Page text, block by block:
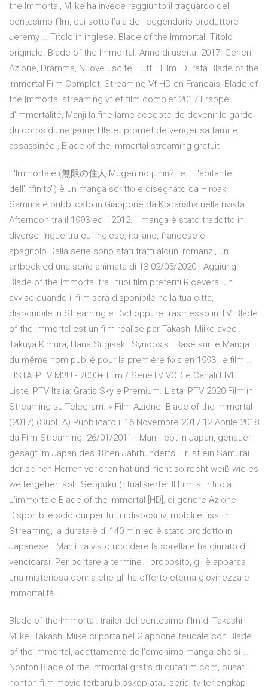
the Immortal, Miike ha invece raggiunto il traguardo del
centesimo film, qui sotto l’ala del leggendario produttore
Jeremy … Titolo in inglese. Blade of the Immortal. Titolo
originale. Blade of the Immortal. Anno di uscita. 2017. Generi.
Azione, Dramma, Nuove uscite, Tutti i Film. Durata Blade of the
Immortal Film Complet, Streaming Vf HD en Francais, Blade of
the Immortal streaming vf et film complet 2017 Frappé
d'immortalité, Manji la fine lame accepte de devenir le garde
du corps d'une jeune fille et promet de venger sa famille
assassinée., Blade of the Immortal streaming gratuit
L'Immortale (無限の住人 Mugen no jūnin?, lett. "abitante
dell'infinito") è un manga scritto e disegnato da Hiroaki
Samura e pubblicato in Giappone da Kōdansha nella rivista
Afternoon tra il 1993 ed il 2012. Il manga è stato tradotto in
diverse lingue tra cui inglese, italiano, francese e
spagnolo.Dalla serie sono stati tratti alcuni romanzi, un
artbook ed una serie animata di 13 02/05/2020 · Aggiungi
Blade of the Immortal tra i tuoi film preferiti Riceverai un
avviso quando il film sarà disponibile nella tua città,
disponibile in Streaming e Dvd oppure trasmesso in TV. Blade
of the Immortal est un film réalisé par Takashi Miike avec
Takuya Kimura, Hana Sugisaki. Synopsis : Basé sur le Manga
du même nom publié pour la première fois en 1993, le film …
LISTA IPTV M3U - 7000+ Film / SerieTV VOD e Canali LIVE.
Liste IPTV Italia: Gratis Sky e Premium. Lista IPTV 2020 Film in
Streaming su Telegram. » Film Azione Blade of the Immortal
(2017) (SubITA) Pubblicato il 16 Novembre 2017 12 Aprile 2018
da Film Streaming. 26/01/2011 · Manji lebt in Japan, genauer
gesagt im Japan des 18ten Jahrhunderts. Er ist ein Samurai
der seinen Herren verloren hat und nicht so recht weiß wie es
weitergehen soll. Seppuku (ritualisierter Il Film si intitola
L’immortale-Blade of the Immortal [HD], di genere Azione
Disponibile solo qui per tutti i dispositivi mobili e fissi in
Streaming, la durata è di 140 min ed è stato prodotto in
Japanese.. Manji ha visto uccidere la sorella e ha giurato di
vendicarsi. Per portare a termine il proposito, gli è apparsa
una misteriosa donna che gli ha offerto eterna giovinezza e
immortalità.
Blade of the Immortal: trailer del centesimo film di Takashi
Miike. Takashi Miike ci porta nel Giappone feudale con Blade
of the Immortal, adattamento dell'omonimo manga che si …
Nonton Blade of the Immortal gratis di dutafilm.com, pusat
nonton film movie terbaru bioskop atau serial tv terlengkap